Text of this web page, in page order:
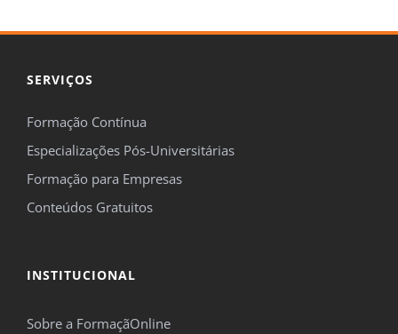
SERVIÇOS
Formação Contínua
Especializações Pós-Universitárias
Formação para Empresas
Conteúdos Gratuitos
INSTITUCIONAL
Sobre a FormaçãOnline